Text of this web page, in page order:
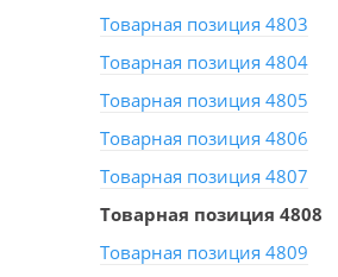
Товарная позиция 4803
Товарная позиция 4804
Товарная позиция 4805
Товарная позиция 4806
Товарная позиция 4807
Товарная позиция 4808
Товарная позиция 4809